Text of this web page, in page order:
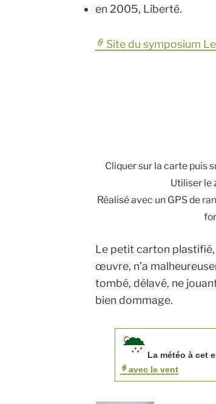
en 2005, Liberté.
Site du symposium
Cliquer sur la carte puis
Utiliser le
Réalisé avec un GPS de
Le petit carton
œuvre, n’a
tombé, délavé, ne
bien dommage.
La météo à cet
avec le vent